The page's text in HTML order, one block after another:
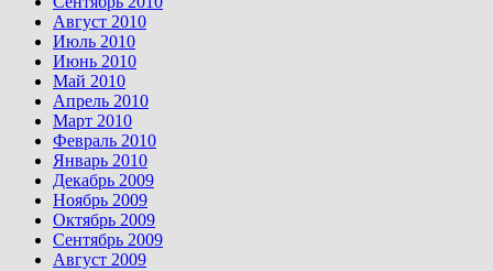
Август 2010
Июль 2010
Июнь 2010
Май 2010
Апрель 2010
Март 2010
Февраль 2010
Январь 2010
Декабрь 2009
Ноябрь 2009
Октябрь 2009
Сентябрь 2009
Август 2009